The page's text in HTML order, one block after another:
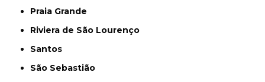
Praia Grande
Riviera de São Lourenço
Santos
São Sebastião